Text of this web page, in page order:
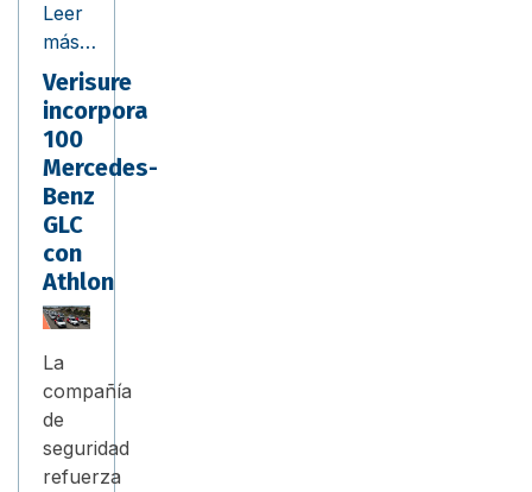
Leer
más…
Verisure
incorpora
100
Mercedes-
Benz
GLC
con
Athlon
La
compañía
de
seguridad
refuerza